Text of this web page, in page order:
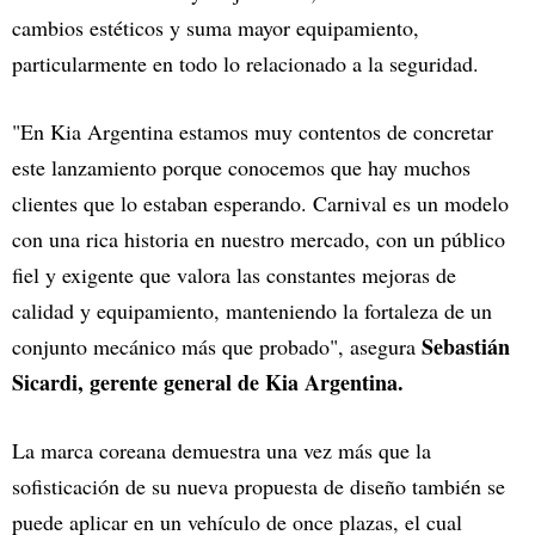
cambios estéticos y suma mayor equipamiento,
particularmente en todo lo relacionado a la seguridad.
"En Kia Argentina estamos muy contentos de concretar
este lanzamiento porque conocemos que hay muchos
clientes que lo estaban esperando. Carnival es un modelo
con una rica historia en nuestro mercado, con un público
fiel y exigente que valora las constantes mejoras de
calidad y equipamiento, manteniendo la fortaleza de un
conjunto mecánico más que probado", asegura Sebastián
Sicardi, gerente general de Kia Argentina.
La marca coreana demuestra una vez más que la
sofisticación de su nueva propuesta de diseño también se
puede aplicar en un vehículo de once plazas, el cual